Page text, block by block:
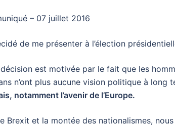
– 07 juillet 2016
de me présenter à l’élection
est motivée par le fait que les
n’ont plus aucune vision politique à long
notamment l’avenir de l’Europe.
Brexit et la montée des nationalismes,